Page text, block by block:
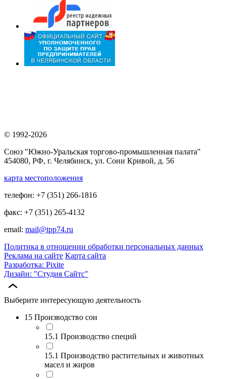
© 1992-2026
Союз "Южно-Уральская торгово-промышленная палата"
454080, РФ, г. Челябинск, ул. Сони Кривой, д. 56
карта местоположения
телефон: +7 (351) 266-1816
факс: +7 (351) 265-4132
email: mail@tpp74.ru
Политика в отношении обработки персональных данных
Реклама на сайте Карта сайта
Разработка: Pixite
Дизайн: "Студия Сайтс"
Выберите интересующую деятельность
15 Производство сои
15.1 Производство специй
15.1 Производство растительных и животных
масел и жиров